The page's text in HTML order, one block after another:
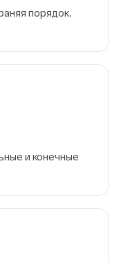
порядок.
и конечные